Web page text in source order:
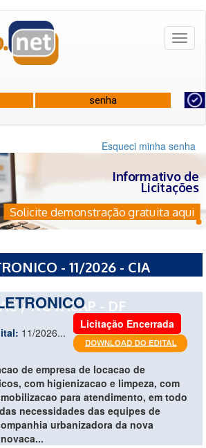
Esqueci minha senha
Informativo de
Licitações
Solicite demonstração gratuita aqui
- 11/2026 - CIA
/ NOVACAP - DF
11/2026...
Licitação Encerrada
de empresa de locacao de
com higienizacao e limpeza, com
para atendimento, em todo
necessidades das equipes de
urbanizadora da nova